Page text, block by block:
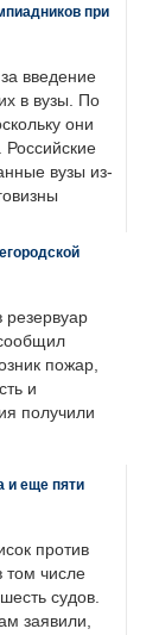
при
введение
в вузы. По
они
вузы из-
резервуар
пожар,
и
получили
и еще пяти
против
том числе
судов.
заявили,